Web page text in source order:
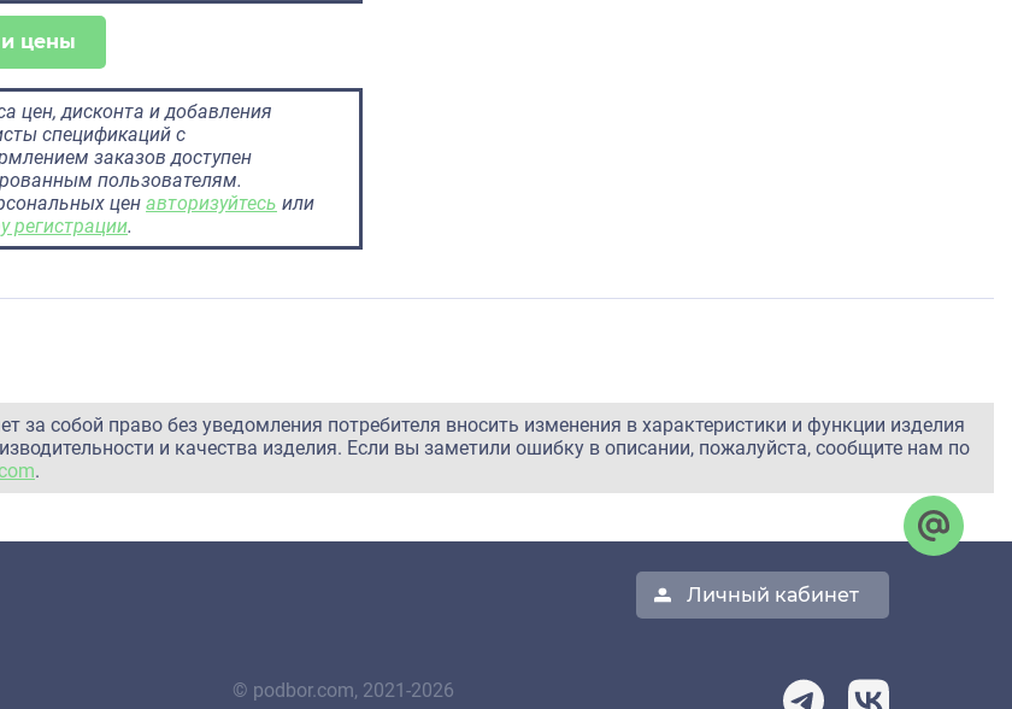
и цены
цен, дисконта и добавления
спецификаций с
заказов доступен
пользователям.
цен авторизуйтесь или
регистрации.
за собой право без уведомления потребителя вносить изменения в характеристики и функции изделия
и качества изделия. Если вы заметили ошибку в описании, пожалуйста, сообщите нам по
.
Личный кабинет
© podbor.com, 2021-2026